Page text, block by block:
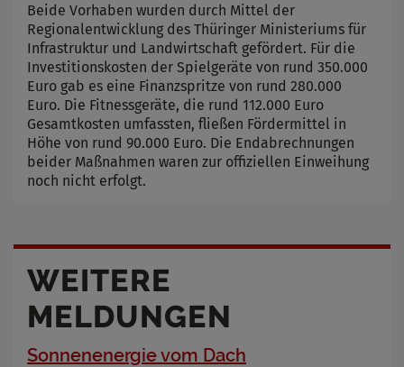
Beide Vorhaben wurden durch Mittel der
Regionalentwicklung des Thüringer Ministeriums für
Infrastruktur und Landwirtschaft gefördert. Für die
Investitionskosten der Spielgeräte von rund 350.000
Euro gab es eine Finanzspritze von rund 280.000
Euro. Die Fitnessgeräte, die rund 112.000 Euro
Gesamtkosten umfassten, fließen Fördermittel in
Höhe von rund 90.000 Euro. Die Endabrechnungen
beider Maßnahmen waren zur offiziellen Einweihung
noch nicht erfolgt.
WEITERE
MELDUNGEN
Sonnenenergie vom Dach